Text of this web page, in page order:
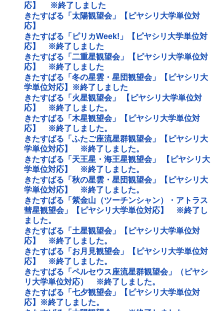
応】 ※終了しました
きたすばる「太陽観望会」【ピヤシリ大学単位対
応】
きたすばる「ピリカWeek!」【ピヤシリ大学単位対
応】 ※終了しました
きたすばる「二重星観望会」【ピヤシリ大学単位対
応】 ※終了しました
きたすばる「冬の星雲・星団観望会」【ピヤシリ大
学単位対応】※終了しました
きたすばる「火星観望会」 【ピヤシリ大学単位対
応】 ※終了しました。
きたすばる「木星観望会」【ピヤシリ大学単位対
応】 ※終了しました。
きたすばる「ふたご座流星群観望会」【ピヤシリ大
学単位対応】 ※終了しました。
きたすばる「天王星・海王星観望会」 【ピヤシリ大
学単位対応】 ※終了しました。
きたすばる「秋の星雲・星団観望会」【ピヤシリ大
学単位対応】 ※終了しました。
きたすばる「紫金山（ツーチンシャン）・アトラス
彗星観望会」【ピヤシリ大学単位対応】 ※終了し
ました。
きたすばる「土星観望会」【ピヤシリ大学単位対
応】 ※終了しました。
きたすばる「お月見観望会」【ピヤシリ大学単位対
応】 ※終了しました。
きたすばる「ペルセウス座流星群観望会」（ピヤシ
リ大学単位対応） ※終了しました。
きたすばる「七夕観望会」【ピヤシリ大学単位対
応】※終了しました。